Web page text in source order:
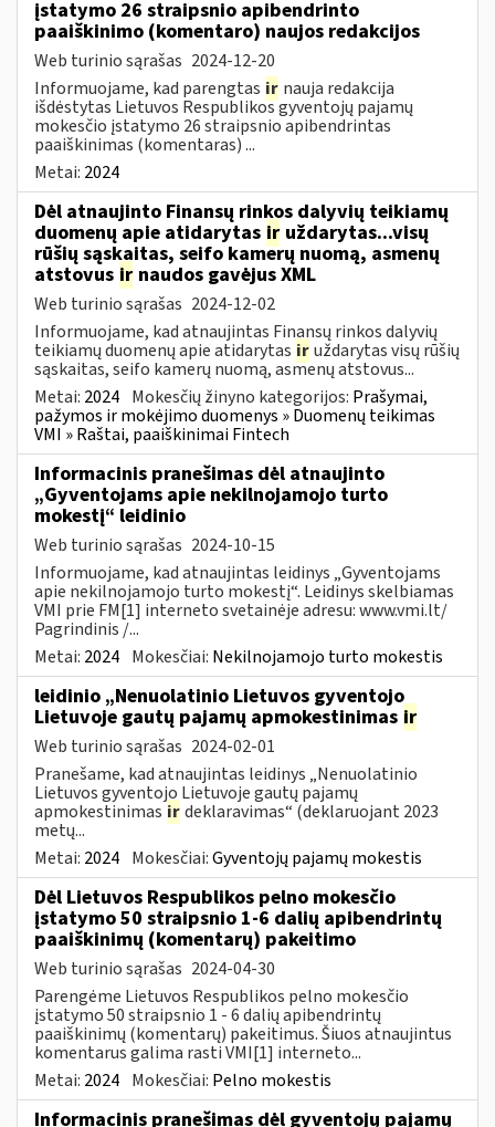
įstatymo 26 straipsnio apibendrinto
paaiškinimo (komentaro) naujos redakcijos
Web turinio sąrašas 2024-12-20
Informuojame, kad parengtas ir nauja redakcija
išdėstytas Lietuvos Respublikos gyventojų pajamų
mokesčio įstatymo 26 straipsnio apibendrintas
paaiškinimas (komentaras) ...
Metai: 2024
Dėl atnaujinto Finansų rinkos dalyvių teikiamų
duomenų apie atidarytas ir uždarytas...visų
rūšių sąskaitas, seifo kamerų nuomą, asmenų
atstovus ir naudos gavėjus XML
Web turinio sąrašas 2024-12-02
Informuojame, kad atnaujintas Finansų rinkos dalyvių
teikiamų duomenų apie atidarytas iruždarytas visų rūšių
sąskaitas, seifo kamerų nuomą, asmenų atstovus...
Metai: 2024 Mokesčių žinyno kategorijos: Prašymai,
pažymos ir mokėjimo duomenys » Duomenų teikimas
VMI » Raštai, paaiškinimai Fintech
Informacinis pranešimas dėl atnaujinto
„Gyventojams apie nekilnojamojo turto
mokestį“ leidinio
Web turinio sąrašas 2024-10-15
Informuojame, kad atnaujintas leidinys „Gyventojams
apie nekilnojamojo turto mokestį“. Leidinys skelbiamas
VMI prie FM[1] interneto svetainėje adresu: www.vmi.lt/
Pagrindinis /...
Metai: 2024 Mokesčiai: Nekilnojamojo turto mokestis
leidinio „Nenuolatinio Lietuvos gyventojo
Lietuvoje gautų pajamų apmokestinimas ir
Web turinio sąrašas 2024-02-01
Pranešame, kad atnaujintas leidinys „Nenuolatinio
Lietuvos gyventojo Lietuvoje gautų pajamų
apmokestinimas irdeklaravimas“ (deklaruojant 2023
metų...
Metai: 2024 Mokesčiai:Gyventojų pajamų mokestis
Dėl Lietuvos Respublikos pelno mokesčio
įstatymo 50 straipsnio 1-6 dalių apibendrintų
paaiškinimų (komentarų) pakeitimo
Web turinio sąrašas 2024-04-30
Parengėme Lietuvos Respublikos pelno mokesčio
įstatymo 50 straipsnio 1 - 6 dalių apibendrintų
paaiškinimų (komentarų) pakeitimus. Šiuos atnaujintus
komentarus galima rasti VMI[1] interneto...
Metai: 2024 Mokesčiai: Pelno mokestis
Informacinis pranešimas dėl gyventojų pajamų